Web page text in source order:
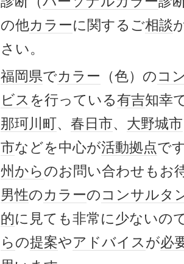
の他カラーに関するご相談
さい。
福岡県でカラー （色）のコ
ビス を行っている有吉知幸
那珂川町、 春日市、 大野城市
市などを中心が活動拠点で
州 からのお問い合わせもお
男性のカラーのコンサルタ
的に見ても非常に少ないの
らの提案やアドバイスが必